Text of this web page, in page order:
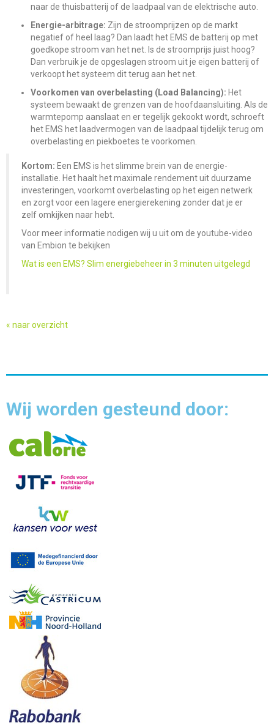
naar de thuisbatterij of de laadpaal van de elektrische auto.
Energie-arbitrage: Zijn de stroomprijzen op de markt
negatief of heel laag? Dan laadt het EMS de batterij op met
goedkope stroom van het net. Is de stroomprijs juist hoog?
Dan verbruik je de opgeslagen stroom uit je eigen batterij of
verkoopt het systeem dit terug aan het net.
Voorkomen van overbelasting (Load Balancing): Het
systeem bewaakt de grenzen van de hoofdaansluiting. Als de
warmtepomp aanslaat en er tegelijk gekookt wordt, schroeft
het EMS het laadvermogen van de laadpaal tijdelijk terug om
overbelasting en piekboetes te voorkomen.
Kortom: Een EMS is het slimme brein van de energie-
installatie. Het haalt het maximale rendement uit duurzame
investeringen, voorkomt overbelasting op het eigen netwerk
en zorgt voor een lagere energierekening zonder dat je er
zelf omkijken naar hebt.
Voor meer informatie nodigen wij u uit om de youtube-video
van Embion te bekijken
Wat is een EMS? Slim energiebeheer in 3 minuten uitgelegd
« naar overzicht
Wij worden gesteund door: